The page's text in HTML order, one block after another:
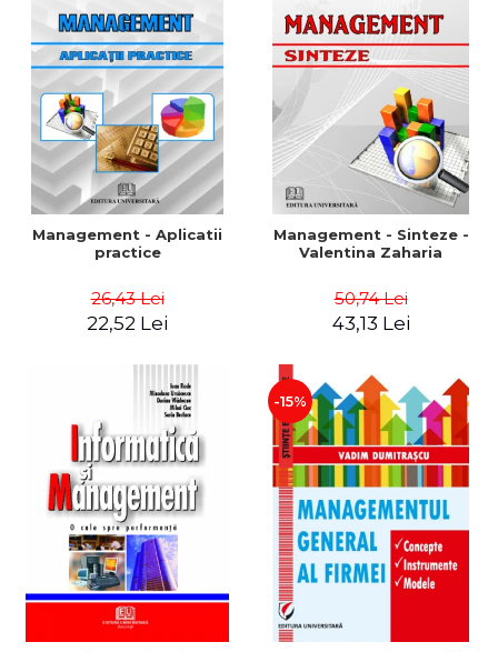
Management - Aplicatii
practice
26,43 Lei
22,52 Lei
Management - Sinteze -
Valentina Zaharia
50,74 Lei
43,13 Lei
-15%